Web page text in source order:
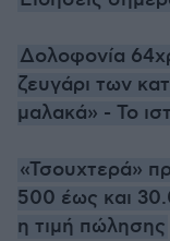
Δολοφονία
ζευγάρι των
μαλακά» - Το
«Τσουχτερά»
500 έως και
η τιμή πώλησης